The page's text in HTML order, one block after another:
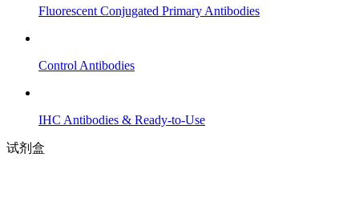
Fluorescent Conjugated Primary Antibodies
Control Antibodies
IHC Antibodies & Ready-to-Use
试剂盒